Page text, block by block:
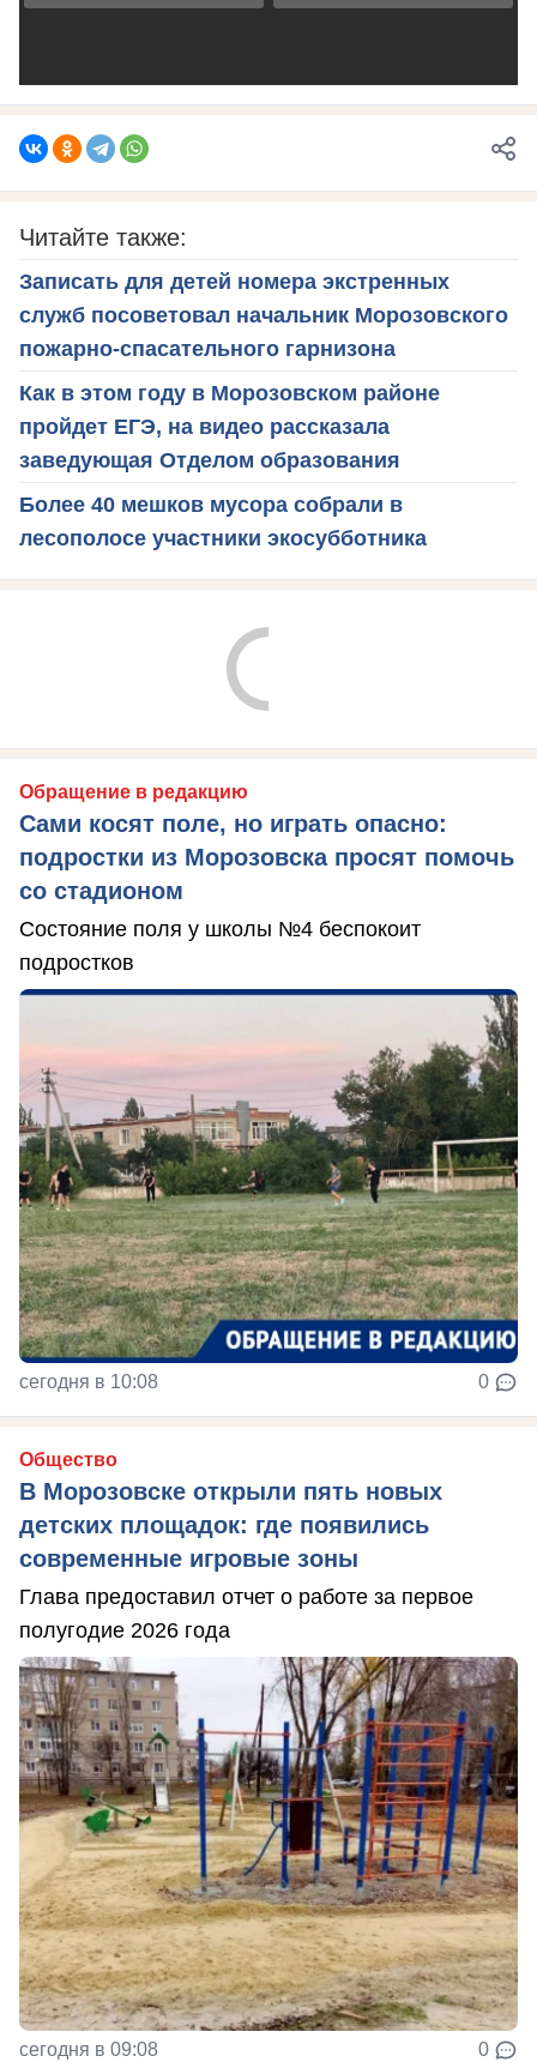
Читайте также:
Записать для детей номера экстренных
служб посоветовал начальник Морозовского
пожарно-спасательного гарнизона
Как в этом году в Морозовском районе
пройдет ЕГЭ, на видео рассказала
заведующая Отделом образования
Более 40 мешков мусора собрали в
лесополосе участники экосубботника
Обращение в редакцию
Сами косят поле, но играть опасно:
подростки из Морозовска просят помочь
со стадионом
Состояние поля у школы №4 беспокоит
подростков
сегодня в 10:08 0
Общество
В Морозовске открыли пять новых
детских площадок: где появились
современные игровые зоны
Глава предоставил отчет о работе за первое
полугодие 2026 года
сегодня в 09:08 0